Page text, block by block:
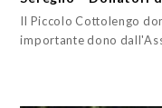
Il Piccolo Cottolengo
importante dono